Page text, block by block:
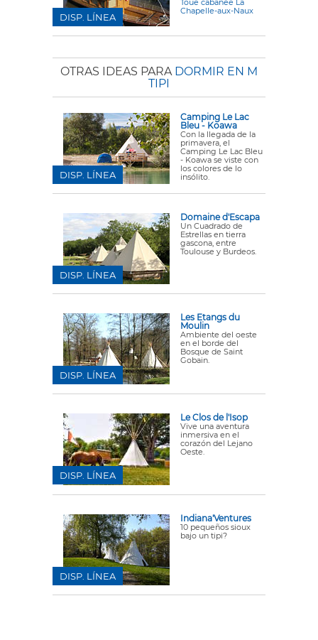
Chapelle-aux-Naux
DISP. LÍNEA
OTRAS IDEAS PARA DORMIR EN M
TIPI
Camping Le Lac
Bleu - Koawa
Con la llegada de la
primavera, el
Camping Le Lac Bleu
- Koawa se viste con
los colores de lo
insólito.
DISP. LÍNEA
Domaine d'Escapa
Un Cuadrado de
Estrellas en tierra
gascona, entre
Toulouse y Burdeos.
DISP. LÍNEA
Les Etangs du
Moulin
Ambiente del oeste
en el borde del
Bosque de Saint
Gobain.
DISP. LÍNEA
Le Clos de l'Isop
Vive una aventura
inmersiva en el
corazón del Lejano
Oeste.
DISP. LÍNEA
Indiana'Ventures
10 pequeños sioux
bajo un tipi?
DISP. LÍNEA